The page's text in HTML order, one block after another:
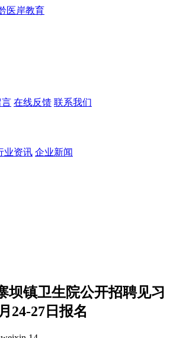
言 在线反馈 联系我们
业资讯 企业新闻
坝镇卫生院公开招聘见习
24-27日报名